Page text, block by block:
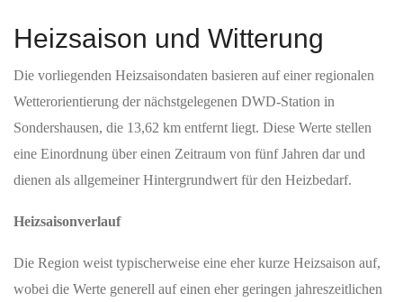
Heizsaison und Witterung
Die vorliegenden Heizsaisondaten basieren auf einer regionalen
Wetterorientierung der nächstgelegenen DWD-Station in
Sondershausen, die 13,62 km entfernt liegt. Diese Werte stellen
eine Einordnung über einen Zeitraum von fünf Jahren dar und
dienen als allgemeiner Hintergrundwert für den Heizbedarf.
Heizsaisonverlauf
Die Region weist typischerweise eine eher kurze Heizsaison auf,
wobei die Werte generell auf einen eher geringen jahreszeitlichen